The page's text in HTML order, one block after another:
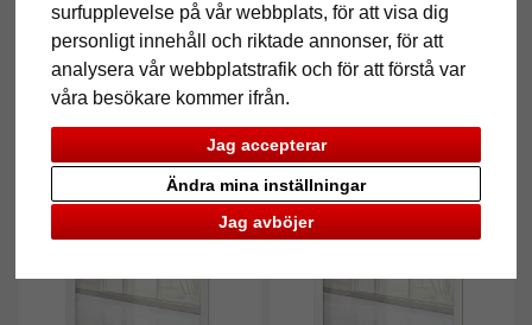
surfupplevelse på vår webbplats, för att visa dig
personligt innehåll och riktade annonser, för att
analysera vår webbplatstrafik och för att förstå var
våra besökare kommer ifrån.
Jag accepterar
Jag avböjer
Ändra mina inställningar
12 Artiklar Populärast
Grid